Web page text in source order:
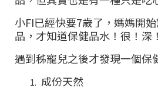
小FI已經快要7歲了，媽媽開
品，才知道保健品水！很！深！
遇到秭寵兒之後才發現一個保
成份天然